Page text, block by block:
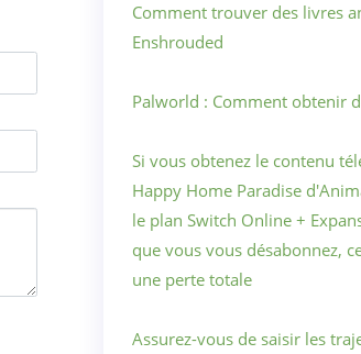
Comment trouver des livres
Enshrouded
Palworld : Comment obtenir
Si vous obtenez le contenu
Happy Home Paradise
le plan Switch Online +
que vous vous désabonnez,
une perte totale
Assurez-vous de saisir les